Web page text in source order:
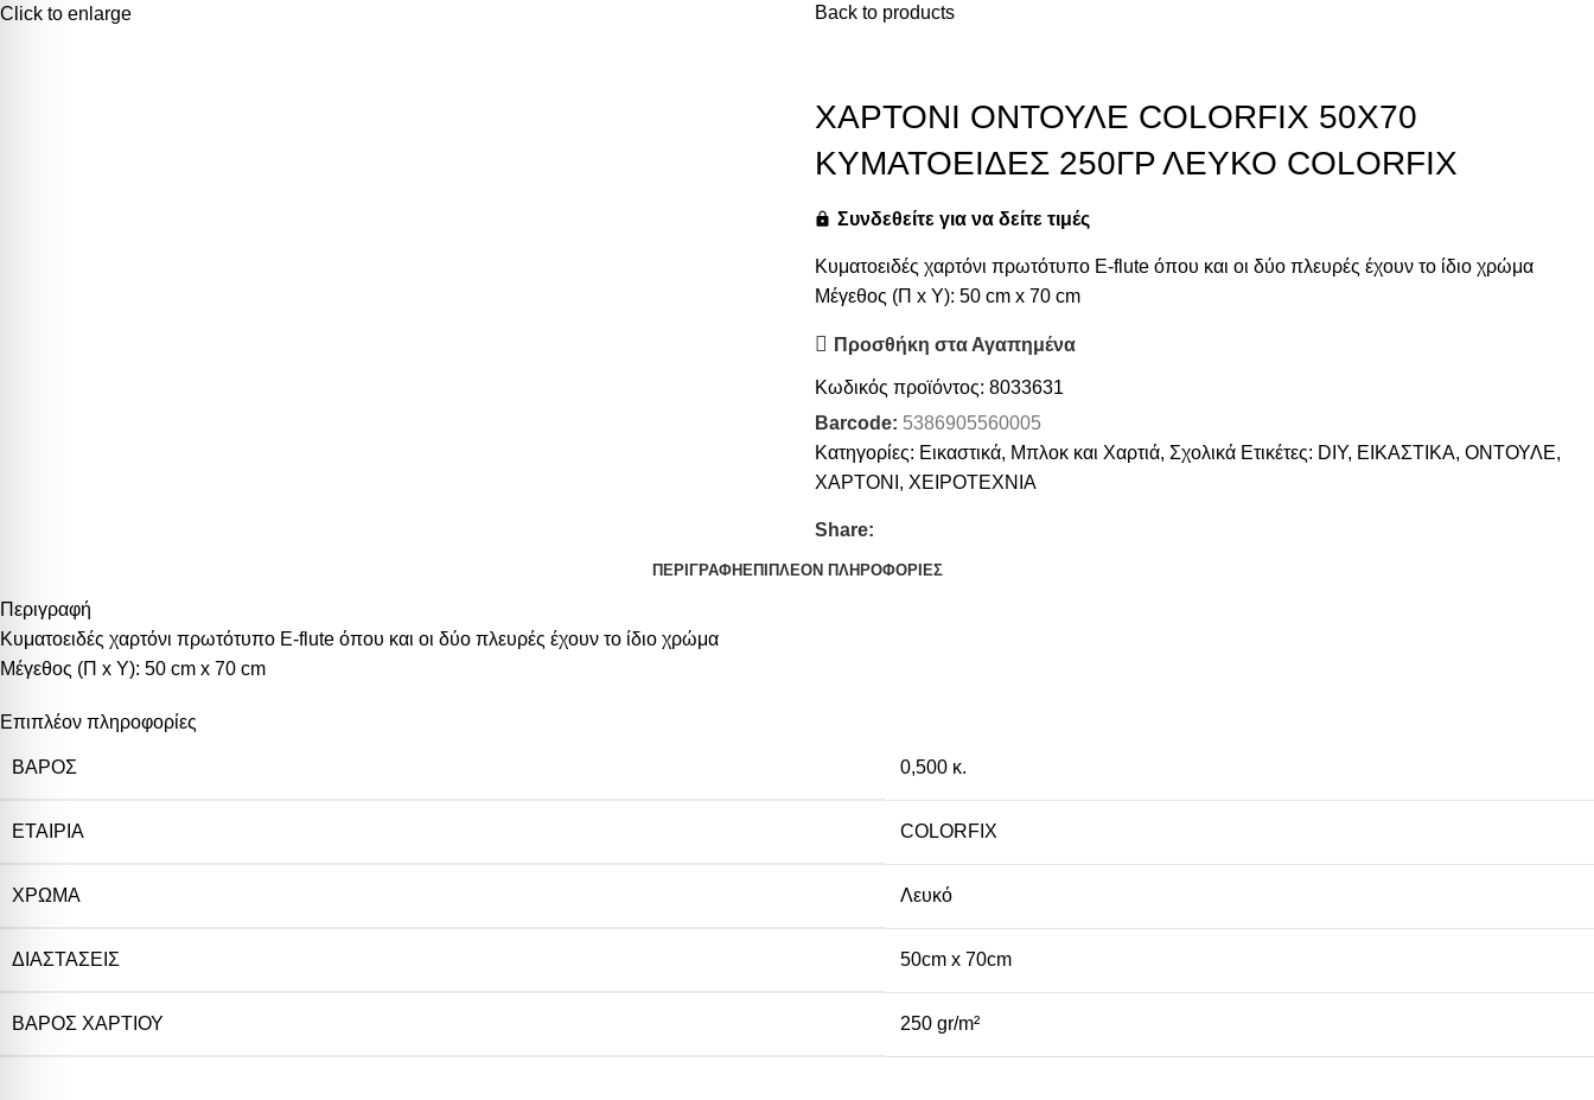
Click to enlarge
Back to products
ΧΑΡΤΟΝΙ ΟΝΤΟΥΛΕ COLORFIX 50Χ70
ΚΥΜΑΤΟΕΙΔΕΣ 250ΓΡ ΛΕΥΚΟ COLORFIX
Συνδεθείτε για να δείτε τιμές
Κυματοειδές χαρτόνι πρωτότυπο E-flute όπου και οι δύο πλευρές έχουν το ίδιο χρώμα
Μέγεθος (Π x Υ): 50 cm x 70 cm
Προσθήκη στα Αγαπημένα
Κωδικός προϊόντος: 8033631
Barcode: 5386905560005
Κατηγορίες: Εικαστικά, Μπλοκ και Χαρτιά, Σχολικά Ετικέτες: DIY, ΕΙΚΑΣΤΙΚΑ, ΟΝΤΟΥΛΕ,
ΧΑΡΤΟΝΙ , ΧΕΙΡΟΤΕΧΝΙΑ
Share:
ΠΕΡΙΓΡΑΦΉΕΠΙΠΛΈΟΝ ΠΛΗΡΟΦΟΡΊΕΣ
Περιγραφή
Κυματοειδές χαρτόνι πρωτότυπο E-flute όπου και οι δύο πλευρές έχουν το ίδιο χρώμα
Μέγεθος (Π x Υ): 50 cm x 70 cm
Επιπλέον πληροφορίες
ΒΆΡΟΣ 0,500 κ.
ΕΤΑΙΡΊΑ COLORFIX
ΧΡΏΜΑ Λευκό
ΔΙΑΣΤΆΣΕΙΣ 50cm x 70cm
ΒΆΡΟΣ ΧΑΡΤΙΟΎ 250 gr/m²